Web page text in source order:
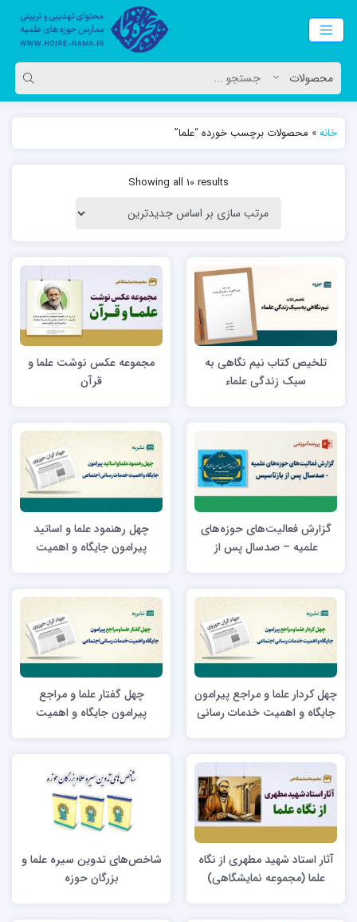
خانه» محصولات برچسب خورده “علما”
Showing all 10 results
تلخیص کتاب نیم نگاهی به
سبک زندگی علماء
مجموعه عکس نوشت علما و
قرآن
گزارش فعالیت‌های حوزه‌های
علمیه – صدسال پس از
چهل رهنمود علما و اساتيد
پیرامون جایگاه و اهمیت
چهل کردار علما و مراجع پیرامون
جایگاه و اهمیت خدمات رسانی
چهل گفتار علما و مراجع
پیرامون جایگاه و اهمیت
آثار استاد شهید مطهری از نگاه
علما (مجموعه نمایشگاهی)
شاخص‌های تدوین سیره علما و
بزرگان حوزه